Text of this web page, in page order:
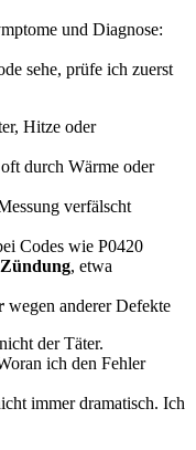
und Diagnose:
sehe, prüfe ich zuerst
Hitze oder
durch Wärme oder
verfälscht
Codes wie P0420
, etwa
wegen anderer Defekte
der Täter.
ich den Fehler
immer dramatisch. Ich